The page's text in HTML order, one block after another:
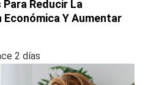
Reducir La
Y Aumentar
2 días